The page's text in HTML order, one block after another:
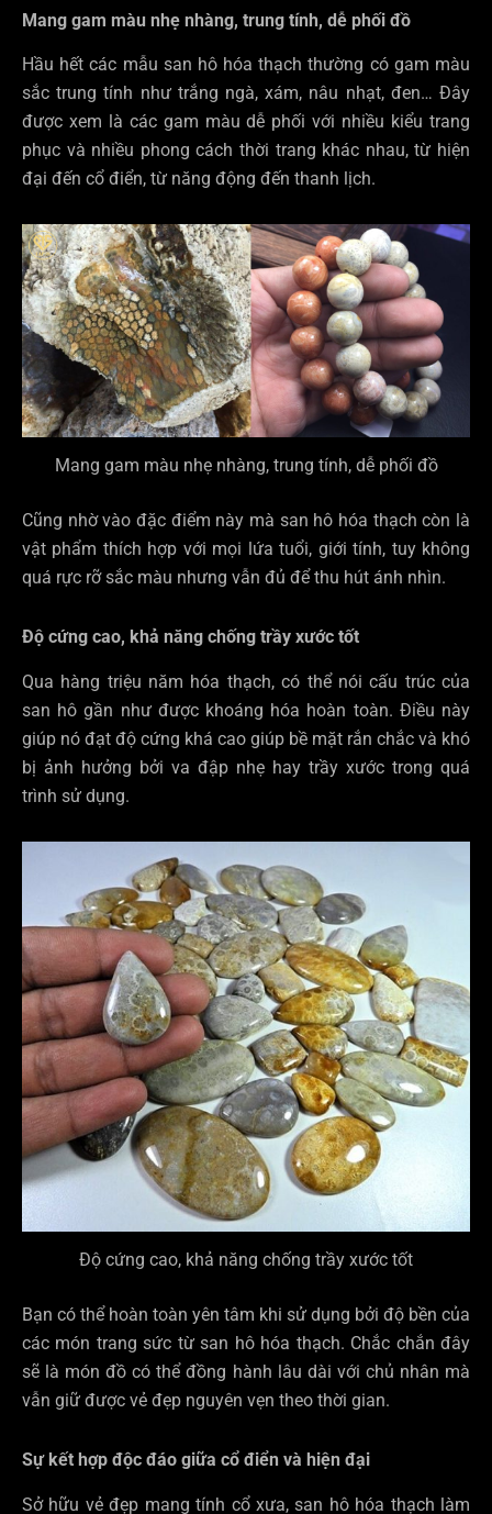
Mang gam màu nhẹ nhàng, trung tính, dễ phối đồ
Hầu hết các mẫu san hô hóa thạch thường có gam màu
sắc trung tính như trắng ngà, xám, nâu nhạt, đen… Đây
được xem là các gam màu dễ phối với nhiều kiểu trang
phục và nhiều phong cách thời trang khác nhau, từ hiện
đại đến cổ điển, từ năng động đến thanh lịch.
Mang gam màu nhẹ nhàng, trung tính, dễ phối đồ
Cũng nhờ vào đặc điểm này mà san hô hóa thạch còn là
vật phẩm thích hợp với mọi lứa tuổi, giới tính, tuy không
quá rực rỡ sắc màu nhưng vẫn đủ để thu hút ánh nhìn.
Độ cứng cao, khả năng chống trầy xước tốt
Qua hàng triệu năm hóa thạch, có thể nói cấu trúc của
san hô gần như được khoáng hóa hoàn toàn. Điều này
giúp nó đạt độ cứng khá cao giúp bề mặt rắn chắc và khó
bị ảnh hưởng bởi va đập nhẹ hay trầy xước trong quá
trình sử dụng.
Độ cứng cao, khả năng chống trầy xước tốt
Bạn có thể hoàn toàn yên tâm khi sử dụng bởi độ bền của
các món trang sức từ san hô hóa thạch. Chắc chắn đây
sẽ là món đồ có thể đồng hành lâu dài với chủ nhân mà
vẫn giữ được vẻ đẹp nguyên vẹn theo thời gian.
Sự kết hợp độc đáo giữa cổ điển và hiện đại
Sở hữu vẻ đẹp mang tính cổ xưa, san hô hóa thạch làm